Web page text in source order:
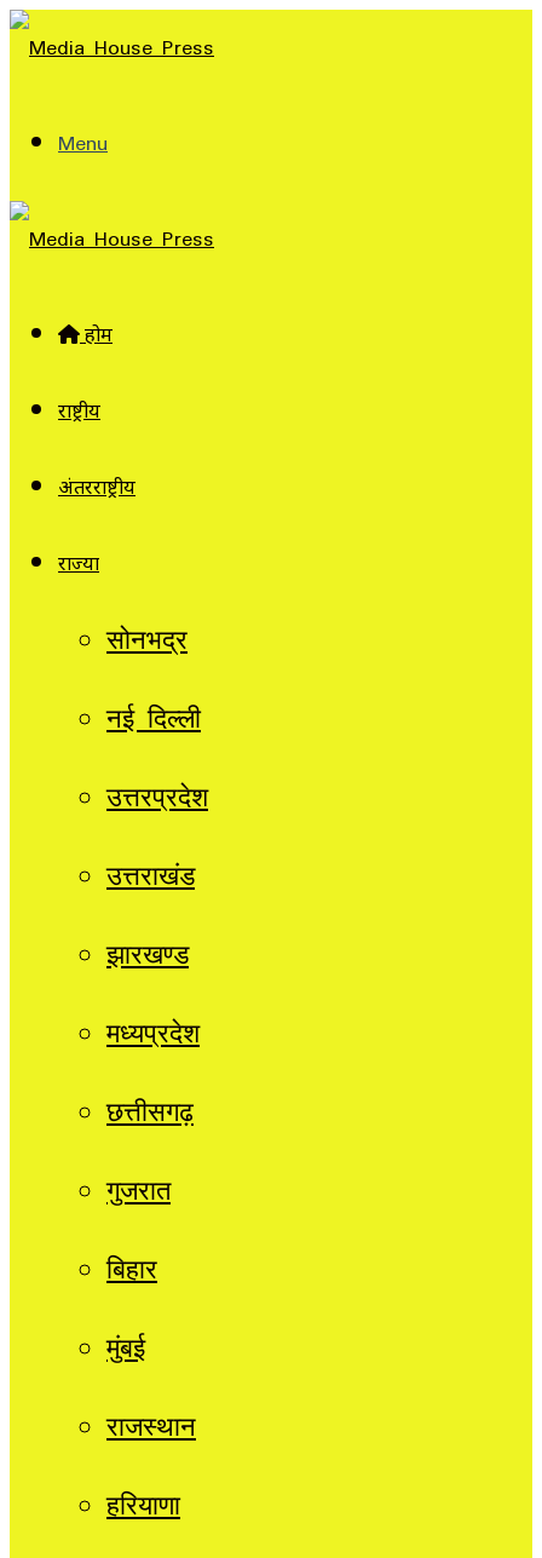
Menu
होम
राष्ट्रीय
अंतरराष्ट्रीय
राज्यों
सोनभद्र
नई दिल्ली
उत्तरप्रदेश
उत्तराखंड
झारखण्ड
मध्यप्रदेश
छत्तीसगढ़
गुजरात
बिहार
मुंबई
राजस्थान
हरियाणा